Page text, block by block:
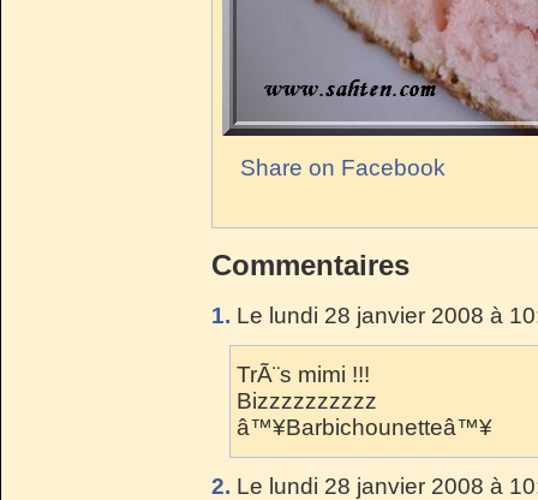
Share on Facebook
Commentaires
1. Le lundi 28 janvier 2008 à
TrÃ¨s mimi !!!
Bizzzzzzzzzz
â™¥Barbichounetteâ™¥
2. Le lundi 28 janvier 2008 à